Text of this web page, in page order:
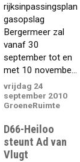
rijksinpassingsplan
gasopslag
Bergermeer zal
vanaf 30
september tot en
met 10 novembe...
vrijdag 24
september 2010
GroeneRuimte
D66-Heiloo
steunt Ad van
Vlugt